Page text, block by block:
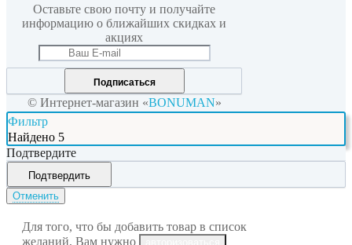
Оставьте свою почту и получайте
информацию о ближайших скидках и
акциях
Подписаться
© Интернет-магазин «BONUMAN»
Фильтр
Найдено 5
Подтвердите
Подтвердить
Отменить
Для того, что бы добавить товар в список
желаний, Вам нужно